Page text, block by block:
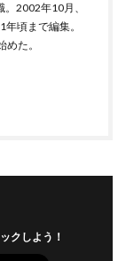
2002年10月、
頃まで編集。
た。
クしよう！